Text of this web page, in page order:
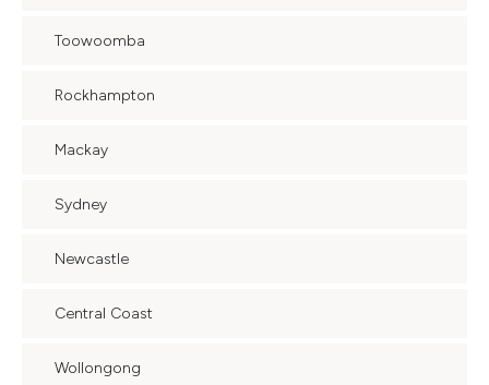
Toowoomba
Rockhampton
Mackay
Sydney
Newcastle
Central Coast
Wollongong